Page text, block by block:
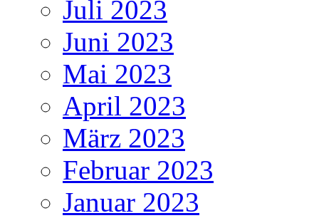
Juli 2023
Juni 2023
Mai 2023
April 2023
März 2023
Februar 2023
Januar 2023